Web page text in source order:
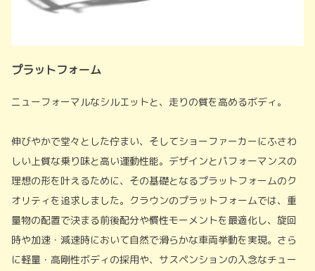
プラットフォーム
ニューフォーマルなシルエットと、走りの質を高めるボディ。
伸びやかで堂々とした佇まい、そしてショーファーカーにふさわ
しい上質な乗り味と高い運動性能。デザインとパフォーマンスの
理想の形を叶えるために、その基礎となるプラットフォームのク
オリティを追求しました。クラウンのプラットフォームでは、重
量物の配置で決まる前後配分や慣性モーメントを最適化し、旋回
時や加速・減速時において自然で滑らかな車両挙動を実現。さら
に軽量・高剛性ボディの採用や、サスペンションの入念なチュー